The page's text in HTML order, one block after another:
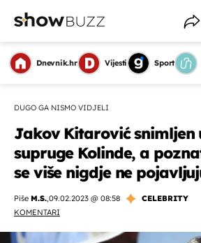
Dnevnik.hr Vijesti Sport
DUGO GA NISMO VIDJELI
Jakov Kitarović snimljen
supruge Kolinde, a
se više nigdje ne
Piše M.S.,09.02.2023 @ 08:58
CELEBRITY
KOMENTARI